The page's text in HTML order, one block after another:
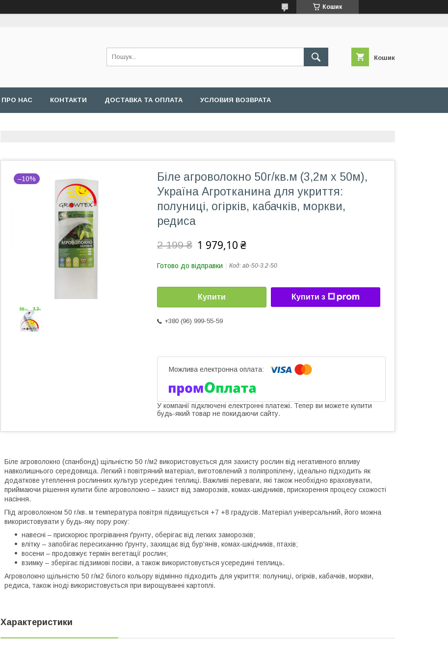
Кошик
Кошик
ПРО НАС КОНТАКТИ ДОСТАВКА ТА ОПЛАТА УСЛОВИЯ ВОЗВРАТА
–10%
Біле агроволокно 50г/кв.м (3,2м х 50м),
Україна Агротканина для укриття:
полуниці, огірків, кабачків, моркви,
редиса
2 199 ₴ 1 979,10 ₴
Готово до відправки Код: ab-50-3.2-50
Купити Купити з
+380 (96) 999-55-59
У компанії підключені електронні платежі. Тепер ви можете купити
будь-який товар не покидаючи сайту.
Біле агроволокно (спанбонд) щільністю 50 г/м2 використовується для захисту рослин від негативного впливу
навколишнього середовища. Легкий і повітряний матеріал, виготовлений з поліпропілену, ідеально підходить як
додаткове утеплення рослинних культур усередині теплиці. Важливі переваги, які також необхідно враховувати,
приймаючи рішення купити біле агроволокно – захист від заморозків, комах-шкідників, прискорення процесу схожості
насіння.
Під агроволокном 50 г/кв. м температура повітря підвищується +7 +8 градусів. Матеріал універсальний, його можна
використовувати у будь-яку пору року:
навесні – прискорює прогрівання ґрунту, оберігає від легких заморозків;
влітку – запобігає пересиханню ґрунту, захищає від бур'янів, комах-шкідників, птахів;
восени – продовжує термін вегетації рослин;
взимку – зберігає підзимові посіви, а також використовується усередині теплиць.
Агроволокно щільністю 50 г/м2 білого кольору відмінно підходить для укриття: полуниці, огірків, кабачків, моркви,
редиса, також іноді використовується при вирощуванні картоплі.
Характеристики